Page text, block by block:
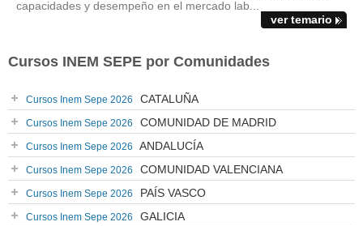
capacidades y desempeño en el mercado lab...
ver temario
Cursos INEM SEPE por Comunidades
Cursos Inem Sepe 2026 CATALUÑA
Cursos Inem Sepe 2026 COMUNIDAD DE MADRID
Cursos Inem Sepe 2026 ANDALUCÍA
Cursos Inem Sepe 2026 COMUNIDAD VALENCIANA
Cursos Inem Sepe 2026 PAÍS VASCO
Cursos Inem Sepe 2026 GALICIA